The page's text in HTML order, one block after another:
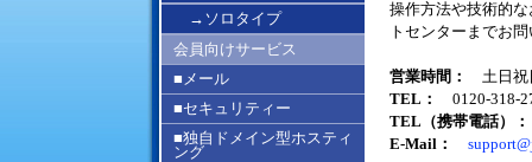
→ソロタイプ
会員向けサービス
■メール
■セキュリティー
■独自ドメイン型ホスティ
ング
操作方法や技術的
トセンターまでお
営業時間：
土日祝
TEL：
0120-318-
TEL（携帯電話）：
E-Mail：